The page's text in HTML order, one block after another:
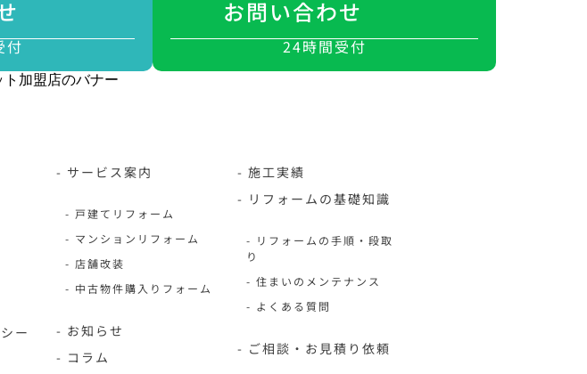
付
お問い合わせ
24時間受付
ー
- サービス案内
- 戸建てリフォーム
- マンションリフォーム
- 店舗改装
- 中古物件購入りフォーム
- お知らせ
- コラム
- 施工実績
- リフォームの基礎知識
- リフォームの手順・段取
り
- 住まいのメンテナンス
- よくある質問
- ご相談・お見積り依頼